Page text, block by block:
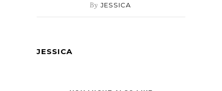
By JESSICA
JESSICA